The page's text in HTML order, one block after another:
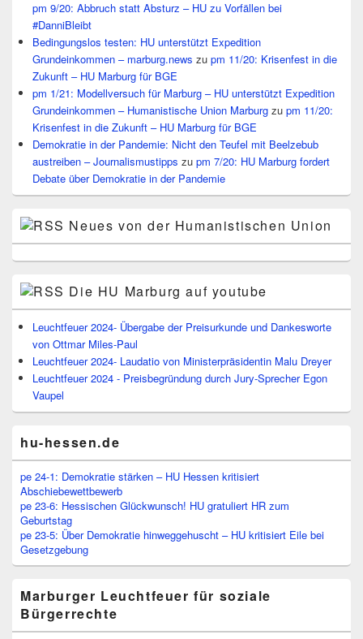
pm 9/20: Abbruch statt Absturz – HU zu Vorfällen bei
#DanniBleibt
Bedingungslos testen: HU unterstützt Expedition
Grundeinkommen – marburg.news zu pm 11/20: Krisenfest in die
Zukunft – HU Marburg für BGE
pm 1/21: Modellversuch für Marburg – HU unterstützt Expedition
Grundeinkommen – Humanistische Union Marburg zu pm 11/20:
Krisenfest in die Zukunft – HU Marburg für BGE
Demokratie in der Pandemie: Nicht den Teufel mit Beelzebub
austreiben – Journalismustipps zu pm 7/20: HU Marburg fordert
Debate über Demokratie in der Pandemie
Neues von der Humanistischen Union
Die HU Marburg auf youtube
Leuchtfeuer 2024- Übergabe der Preisurkunde und Dankesworte
von Ottmar Miles-Paul
Leuchtfeuer 2024- Laudatio von Ministerpräsidentin Malu Dreyer
Leuchtfeuer 2024 - Preisbegründung durch Jury-Sprecher Egon
Vaupel
hu-hessen.de
pe 24-1: Demokratie stärken – HU Hessen kritisiert
Abschiebewettbewerb
pe 23-6: Hessischen Glückwunsch! HU gratuliert HR zum
Geburtstag
pe 23-5: Über Demokratie hinweggehuscht – HU kritisiert Eile bei
Gesetzgebung
Marburger Leuchtfeuer für soziale
Bürgerrechte